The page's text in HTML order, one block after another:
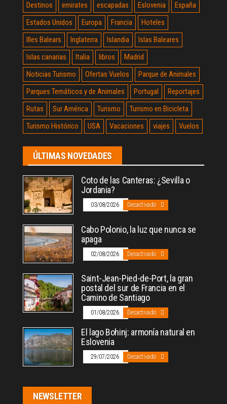
Destinos
emirates escapadas Eslovenia
España
Estados Unidos
Europa Francia
Hoteles
Illes Balears
Inglaterra Islandia
Islas Baleares
Islas canarias
Italia libros
Madrid
Noticias Turismo
Ofertas Vuelos
Parque de Animales
Parques Temáticos y de Animales
Portugal
Reportajes
Rutas
Sur América Turismo
Turismo en Bicicleta
Turismo Histórico
USA Vacaciones viajes Vuelos
ÚLTIMAS NOVEDADES
Coto de las Canteras: ¿Sevilla o
Jordania?
03/08/2026 Desactivado
Cabo Polonio, la luz que nunca se
apaga
02/08/2026 Desactivado
Saint-Jean-Pied-de-Port, la gran
postal del sur de Francia en el
Camino de Santiago
01/08/2026 Desactivado
El lago Bohinj: armonía natural en
Eslovenia
29/07/2026 Desactivado
NEWSLETTER